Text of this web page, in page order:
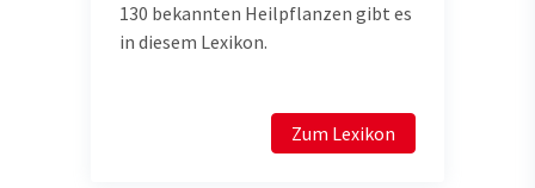
130 bekannten Heilpflanzen gibt es
in diesem Lexikon.
Zum Lexikon